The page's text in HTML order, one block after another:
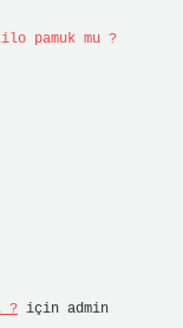
pamuk mu ?
? için admin